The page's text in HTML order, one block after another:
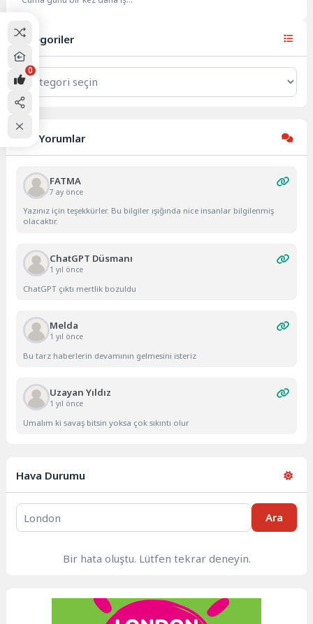
Kategoriler
Kategoriler
Son Yorumlar
FATMA
7 ay önce
Yazınız için teşekkürler. Bu bilgiler ışığında nice insanlar bilgilenmiş
olacaktır.
ChatGPT Düsmanı
1 yıl önce
ChatGPT çıktı mertlik bozuldu
Melda
1 yıl önce
Bu tarz haberlerin devamının gelmesini isteriz
Uzayan Yıldız
1 yıl önce
Umalım ki savaş bitsin yoksa çok sıkıntı olur
Hava Durumu
Ara
Bir hata oluştu. Lütfen tekrar deneyin.
0